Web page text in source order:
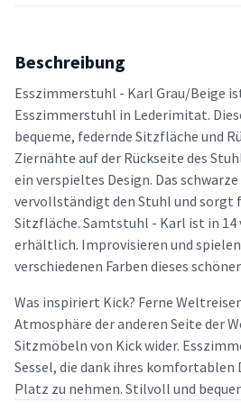
Beschreibung
Esszimmerstuhl - Karl Grau/Beige
Esszimmerstuhl in Lederimitat.
bequeme, federnde Sitzfläche und
Ziernähte auf der Rückseite des
ein verspieltes Design. Das
vervollständigt den Stuhl und sorgt
Sitzfläche. Samtstuhl - Karl ist in 14
erhältlich. Improvisieren und
verschiedenen Farben dieses
Was inspiriert Kick? Ferne
Atmosphäre der anderen Seite der
Sitzmöbeln von Kick wider.
Sessel, die dank ihres komfortablen
Platz zu nehmen. Stilvoll und